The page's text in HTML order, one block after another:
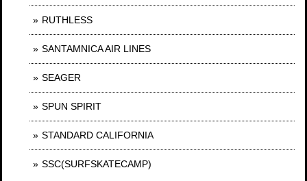
RUTHLESS
SANTAMNICA AIR LINES
SEAGER
SPUN SPIRIT
STANDARD CALIFORNIA
SSC(SURFSKATECAMP)